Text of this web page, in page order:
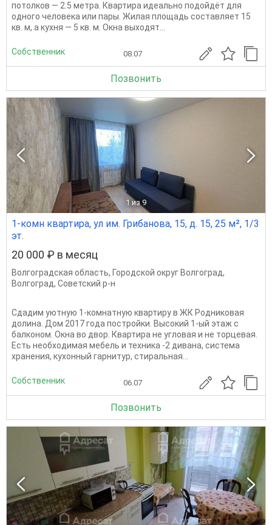
потолков — 2.5 метра. Квартира идеально подойдёт для
одного человека или пары. Жилая площадь составляет 15
кв. м, а кухня — 5 кв. м. Окна выходят...
Собственник 08.07
Позвонить
1 из 9
1-комн квартира, ул им. Грибанова, 15, д. 15, 25 м², 1/3
эт.
20 000 ₽ в месяц
Волгоградская область, Городской округ Волгоград,
Волгоград, Советский р-н
Сдадим уютную 1-комнатную квартиру в ЖК Родниковая
долина. Дом 2017 года постройки. Высокий 1-ый этаж с
балконом. Окна во двор. Квартира не угловая и не торцевая.
Есть необходимая мебель и техника -2 дивана, система
хранения, кухонный гарнитур, стиральная...
Собственник 06.07
Позвонить